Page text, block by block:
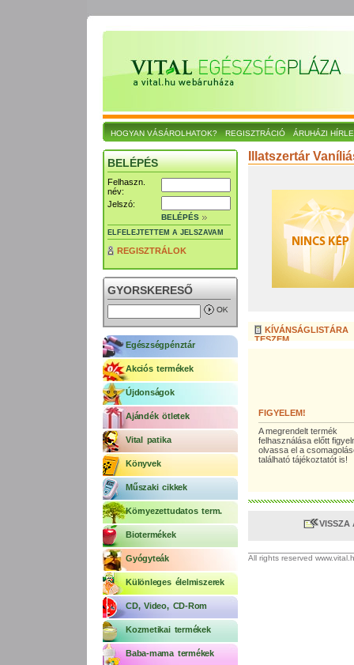
HOGYAN VÁSÁROLHATOK? REGISZTRÁCIÓ ÁRUHÁZI
BELÉPÉS
Felhaszn.
név:
Jelszó:
BELÉPÉS
ELFELEJTETTEM A JELSZAVAM
REGISZTRÁLOK
GYORSKERESŐ
Egészségpénztár
Akciós termékek
Újdonságok
Ajándék ötletek
Vital patika
Könyvek
Műszaki cikkek
Környezettudatos term.
Biotermékek
Gyógyteák
Különleges élelmiszerek
CD, Video, CD-Rom
Kozmetikai termékek
Baba-mama termékek
Illatszertár
KÍVÁNSÁGLISTÁRA
TESZEM
FIGYELEM!
A megrendelt termék
felhasználása előtt
olvassa el a
található tájékoztatót is!
VISSZA
All rights reserved